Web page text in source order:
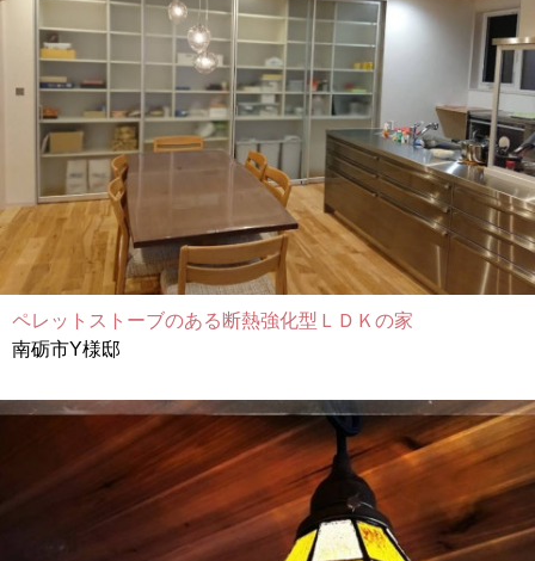
ペレットストーブのある断熱強化型ＬＤＫの家
南砺市Y様邸